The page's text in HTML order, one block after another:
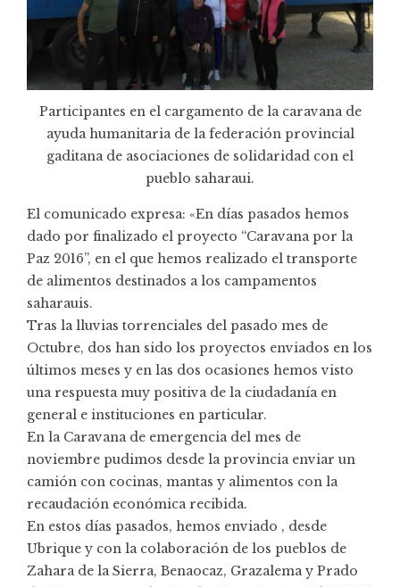
Participantes en el cargamento de la caravana de
ayuda humanitaria de la federación provincial
gaditana de asociaciones de solidaridad con el
pueblo saharaui.
El comunicado expresa: «En días pasados hemos
dado por finalizado el proyecto “Caravana por la
Paz 2016”, en el que hemos realizado el transporte
de alimentos destinados a los campamentos
saharauis.
Tras la lluvias torrenciales del pasado mes de
Octubre, dos han sido los proyectos enviados en los
últimos meses y en las dos ocasiones hemos visto
una respuesta muy positiva de la ciudadanía en
general e instituciones en particular.
En la Caravana de emergencia del mes de
noviembre pudimos desde la provincia enviar un
camión con cocinas, mantas y alimentos con la
recaudación económica recibida.
En estos días pasados, hemos enviado , desde
Ubrique y con la colaboración de los pueblos de
Zahara de la Sierra, Benaocaz, Grazalema y Prado